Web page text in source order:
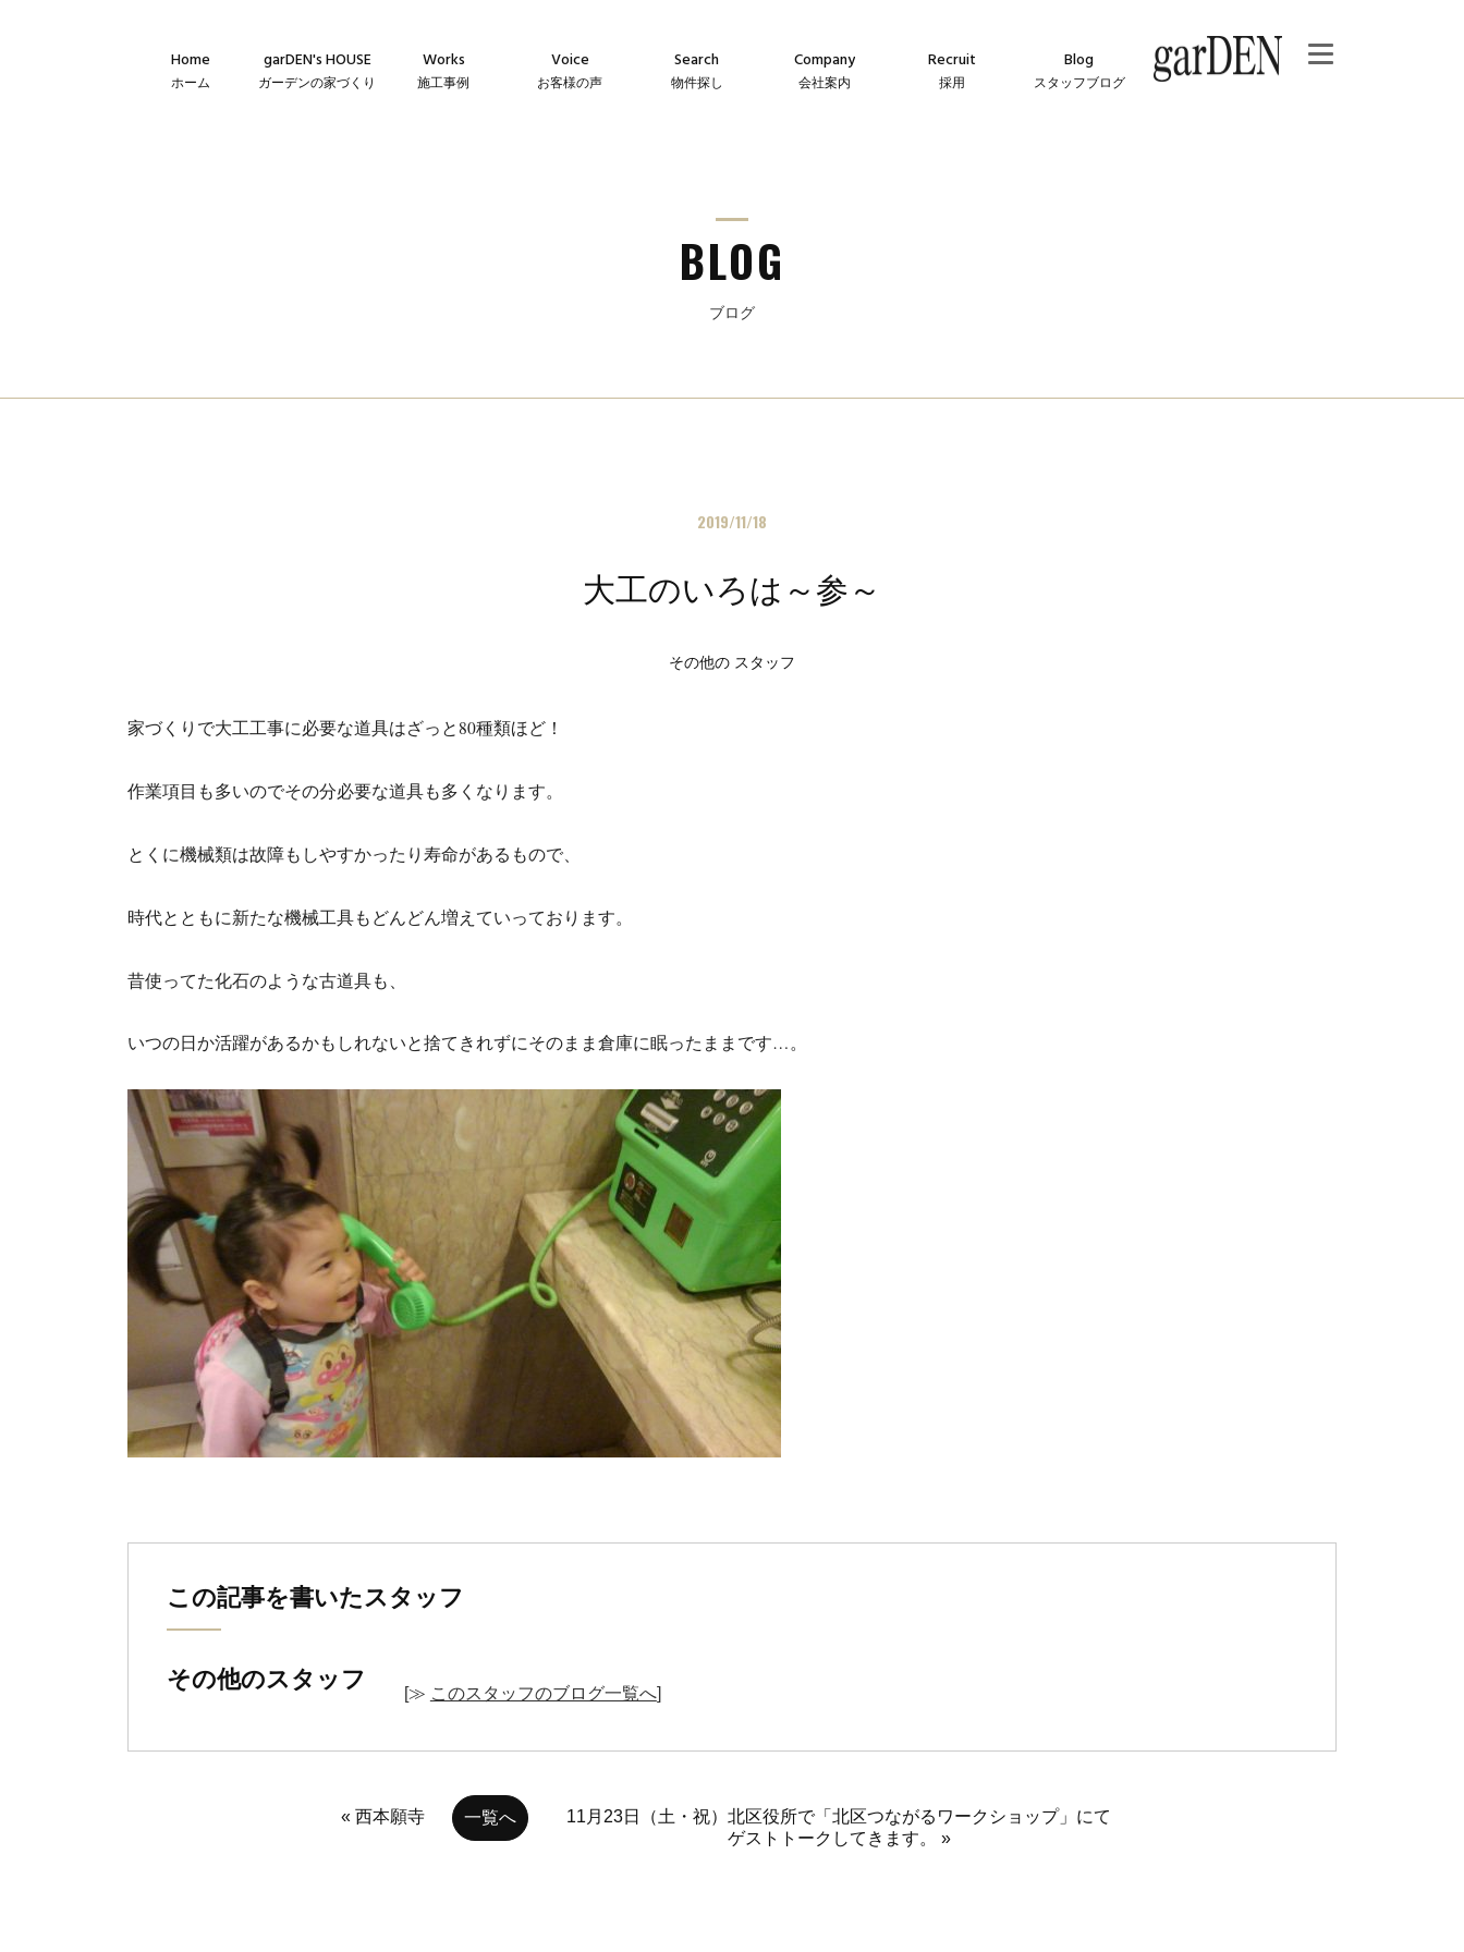
Home
ホーム
garDEN's HOUSE
ガーデンの家づくり
Works
施工事例
Voice
お客様の声
Search
物件探し
自社販売物件
Company
会社案内
Recruit
採用
Blog
スタッフブログ
BLOG
ブログ
2019/11/18
大工のいろは～参～
その他の スタッフ
家づくりで大工工事に必要な道具はざっと80種類ほど！
作業項目も多いのでその分必要な道具も多くなります。
とくに機械類は故障もしやすかったり寿命があるもので、
時代とともに新たな機械工具もどんどん増えていっております。
昔使ってた化石のような古道具も、
いつの日か活躍があるかもしれないと捨てきれずにそのまま倉庫に眠ったままです…。
この記事を書いたスタッフ
その他のスタッフ
[≫ このスタッフのブログ一覧へ]
« 西本願寺 一覧へ
11月23日（土・祝）北区役所で「北区つながるワークショップ」にて
ゲストトークしてきます。 »